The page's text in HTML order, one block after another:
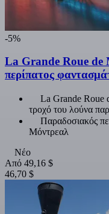
-5%
La Grande Roue de
περίπατος
La Grande Roue
τροχό του λούνα
Παραδοσιακός
Μόντρεαλ
Νέο
Από 49,16 $
46,70 $